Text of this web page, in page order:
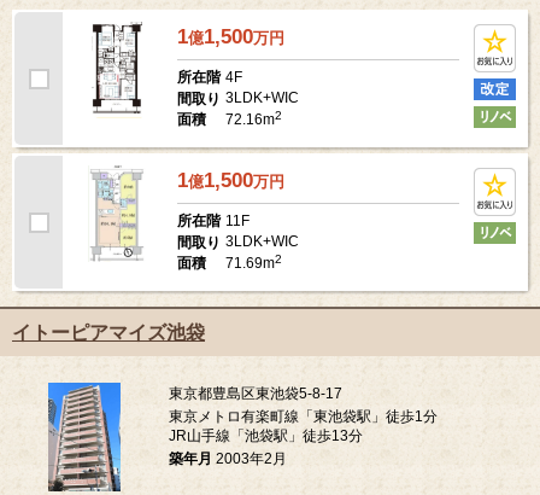
1億1,500万円
所在階 4F
間取り 3LDK+WIC
面積
72.16m2
1億1,500万円
所在階 11F
間取り 3LDK+WIC
面積
71.69m2
イトーピアマイズ池袋
東京都豊島区東池袋5-8-17
東京メトロ有楽町線「東池袋駅」徒歩1分
JR山手線「池袋駅」徒歩13分
築年月 2003年2月